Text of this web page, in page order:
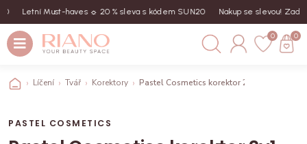
Letní Must-haves ☼ 20 % sleva s kódem SUN20 Nakup se slevou! Zadej
0 0
Líčení Tvář Korektory Pastel Cosmetics korektor 2v1 Hydrating
PASTEL COSMETICS